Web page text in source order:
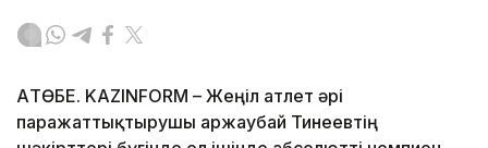
АҚТӨБЕ. KAZINFORM – Жеңіл атлет әрі
паражаттықтырушы Қаржаубай Тинеевтің